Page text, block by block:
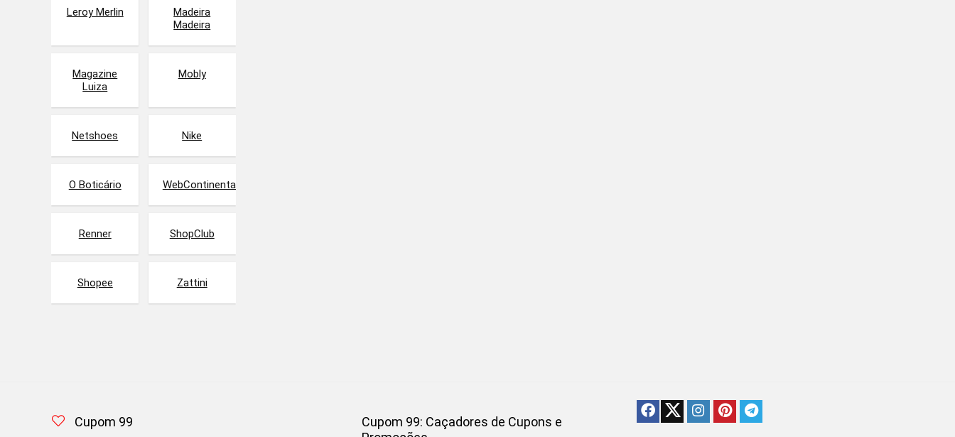
Leroy Merlin
Madeira
Madeira
Magazine
Luiza
Mobly
Netshoes Nike
O Boticário WebContinental
Renner ShopClub
Shopee Zattini
Cupom 99
Cupom 99: Caçadores de Cupons e